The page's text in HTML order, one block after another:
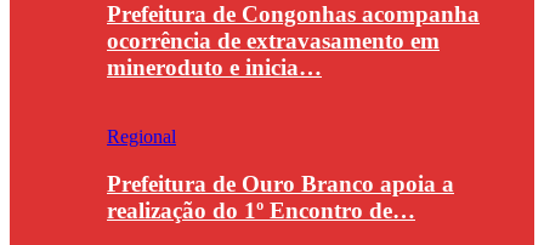
Prefeitura de Congonhas acompanha
ocorrência de extravasamento em
mineroduto e inicia…
Regional
Prefeitura de Ouro Branco apoia a
realização do 1º Encontro de…